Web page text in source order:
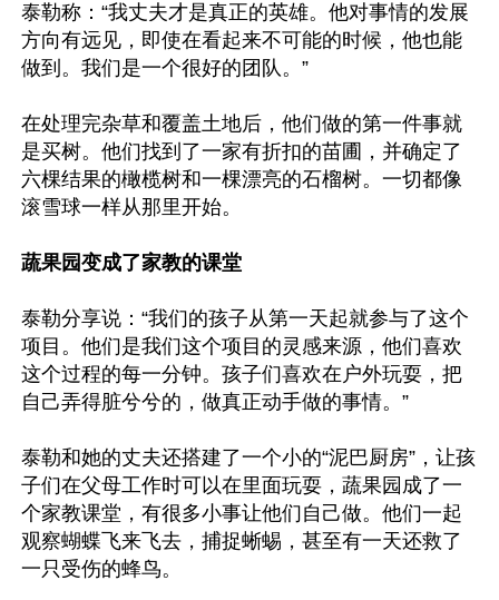
泰勒称：“我丈夫才是真正的英雄。他对事情的发展
方向有远见，即使在看起来不可能的时候，他也能
做到。我们是一个很好的团队。”
在处理完杂草和覆盖土地后，他们做的第一件事就
是买树。他们找到了一家有折扣的苗圃，并确定了
六棵结果的橄榄树和一棵漂亮的石榴树。一切都像
滚雪球一样从那里开始。
蔬果园变成了家教的课堂
泰勒分享说：“我们的孩子从第一天起就参与了这个
项目。他们是我们这个项目的灵感来源，他们喜欢
这个过程的每一分钟。孩子们喜欢在户外玩耍，把
自己弄得脏兮兮的，做真正动手做的事情。”
泰勒和她的丈夫还搭建了一个小的“泥巴厨房”，让孩
子们在父母工作时可以在里面玩耍，蔬果园成了一
个家教课堂，有很多小事让他们自己做。他们一起
观察蝴蝶飞来飞去，捕捉蜥蜴，甚至有一天还救了
一只受伤的蜂鸟。